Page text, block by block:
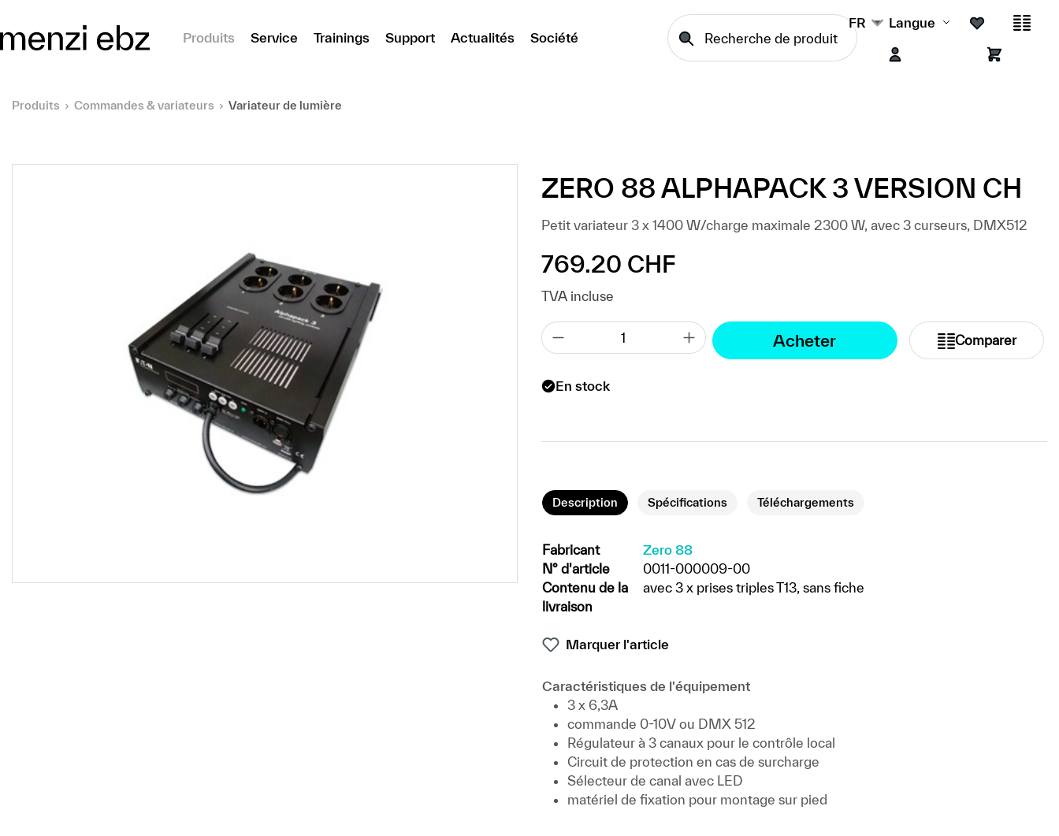
Produits
Service Trainings Support Actualités Société
FR Langue
Produits Commandes & variateurs Variateur de lumière
ZERO 88 ALPHAPACK 3 VERSION CH
Petit variateur 3 x 1400 W/charge maximale 2300 W, avec 3 curseurs, DMX512
Prix régulier :
769.20 CHF
TVA incluse
Acheter Comparer
En stock
Description Spécifications Téléchargements
Fabricant
Zero 88
N° d'article
0011-000009-00
Contenu de la
livraison
avec 3 x prises triples T13, sans fiche
Marquer l'article
Caractéristiques de l'équipement
3 x 6,3A
commande 0-10V ou DMX 512
Régulateur à 3 canaux pour le contrôle local
Circuit de protection en cas de surcharge
Sélecteur de canal avec LED
matériel de fixation pour montage sur pied